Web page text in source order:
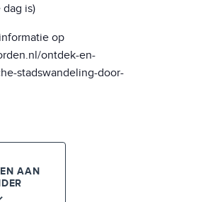
is)
op
ontdek-en-
stadswandeling-door-
AAN